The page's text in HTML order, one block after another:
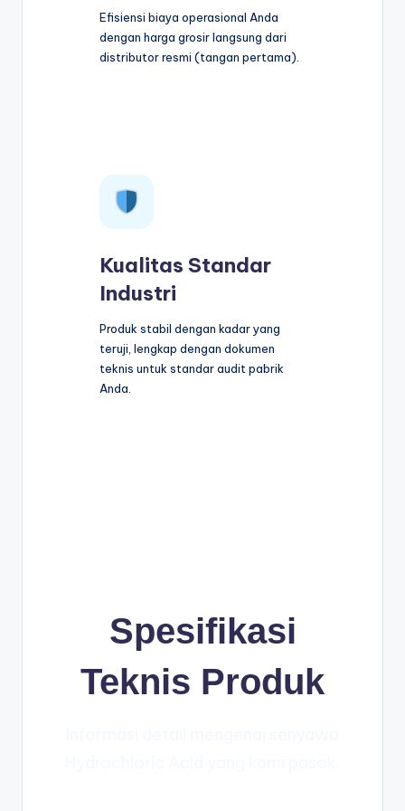
Efisiensi biaya operasional Anda
dengan harga grosir langsung dari
distributor resmi (tangan pertama).
Kualitas Standar
Industri
Produk stabil dengan kadar yang
teruji, lengkap dengan dokumen
teknis untuk standar audit pabrik
Anda.
Spesifikasi
Teknis Produk